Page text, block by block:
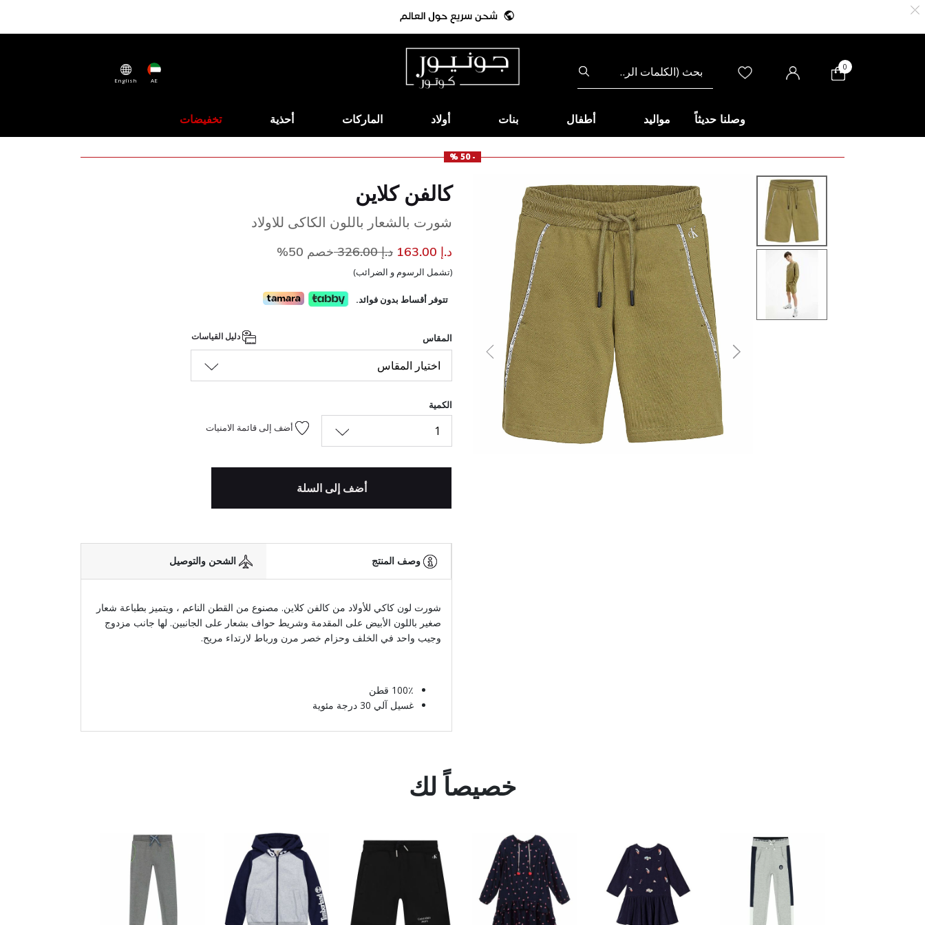
AE
English
0
وصلنا حديثاً مواليد أطفال بنات أولاد الماركات أحذية تخفيضات
- 50 %
السابق التالى
كالفن كلاين
شورت بالشعار باللون الكاكى للاولاد
د.إ 163.00 سعر مخفض مند.إ 326.00 إلى
خصم 50%
(تشمل الرسوم و الضرائب)
تتوفر أقساط بدون فوائد.
المقاس
اختيار المقاس
الكمية
1 أضف إلى قائمة الامنيات
أضف إلى السلة
وصف المنتج الشحن والتوصيل
شورت لون كاكي للأولاد من كالفن كلاين. مصنوع من القطن الناعم ، ويتميز بطباعة شعار
صغير باللون الأبيض على المقدمة وشريط حواف بشعار على الجانبين. لها جانب مزدوج
وجيب واحد في الخلف وحزام خصر مرن ورباط لارتداء مريح.
100٪ قطن
غسيل آلي 30 درجة مئوية
خصيصاً لك